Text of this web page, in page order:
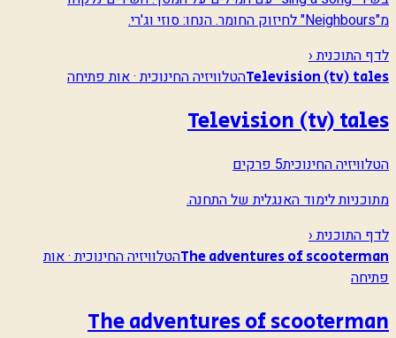
מ"Neighbours" לחיזוק החומר. הנחו: סוזי וג'רי.
לדף התוכנית ‹
Television (tv) talesהטלוויזיה החינוכית · אות פתיחה
Television (tv) tales
הטלוויזיה החינוכית5 פרקים
מתוכניות לימוד האנגלית של התחנה.
לדף התוכנית ‹
The adventures of scootermanהטלוויזיה החינוכית · אות
פתיחה
The adventures of scooterman